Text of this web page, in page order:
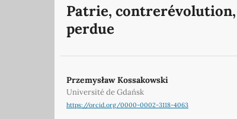
Patrie,
perdue
Przemysław Kossakowski
Université de Gdańsk
https://orcid.org/0000-0002-3118-4063